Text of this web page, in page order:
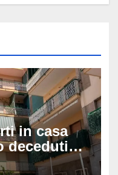
in casa
deceduti
le ipotesi